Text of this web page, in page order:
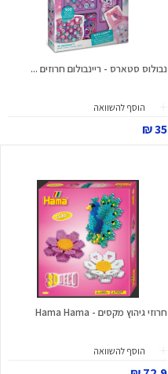
נבולוס סטארס - ריינבולום חרוזים ...
הוסף להשוואה
35 ₪
חרוזי גיהוץ מקסים - Hama Hama
הוסף להשוואה